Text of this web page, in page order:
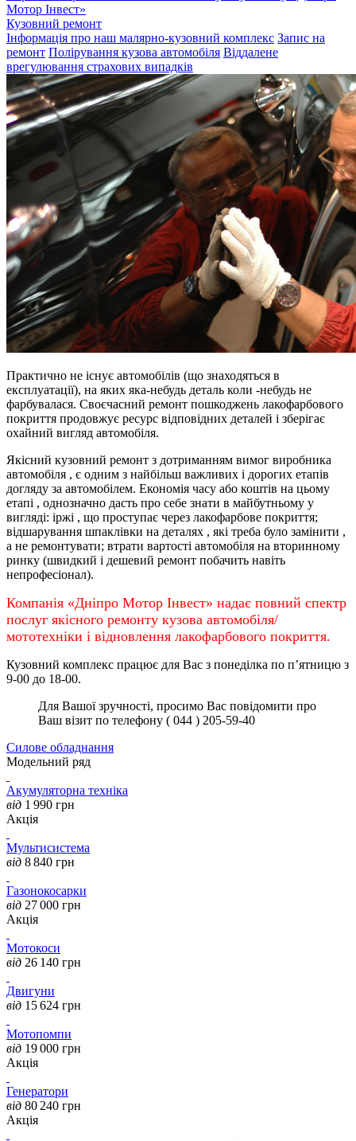
Мотор Інвест»
Кузовний ремонт
Інформація про наш малярно-кузовний комплекс Запис на
ремонт Полірування кузова автомобіля Віддалене
врегулювання страхових випадків
Практично не існує автомобілів (що знаходяться в
експлуатації), на яких яка-небудь деталь коли -небудь не
фарбувалася. Своєчасний ремонт пошкоджень лакофарбового
покриття продовжує ресурс відповідних деталей і зберігає
охайний вигляд автомобіля.
Якісний кузовний ремонт з дотриманням вимог виробника
автомобіля , є одним з найбільш важливих і дорогих етапів
догляду за автомобілем. Економія часу або коштів на цьому
етапі , однозначно дасть про себе знати в майбутньому у
вигляді: іржі , що проступає через лакофарбове покриття;
відшарування шпаклівки на деталях , які треба було замінити ,
а не ремонтувати; втрати вартості автомобіля на вторинному
ринку (швидкий і дешевий ремонт побачить навіть
непрофесіонал).
Компанія «Дніпро Мотор Інвест» надає повний спектр
послуг якісного ремонту кузова автомобіля/
мототехніки і відновлення лакофарбового покриття.
Кузовний комплекс працює для Вас з понеділка по п’ятницю з
9-00 до 18-00.
Для Вашої зручності, просимо Вас повідомити про
Ваш візит по телефону ( 044 ) 205-59-40
Силове обладнання
Модельний ряд
Акумуляторна техніка
від 1 990 грн
Акція
Мультисистема
від 8 840 грн
Газонокосарки
від 27 000 грн
Акція
Мотокоси
від 26 140 грн
Двигуни
від 15 624 грн
Мотопомпи
від 19 000 грн
Акція
Генератори
від 80 240 грн
Акція